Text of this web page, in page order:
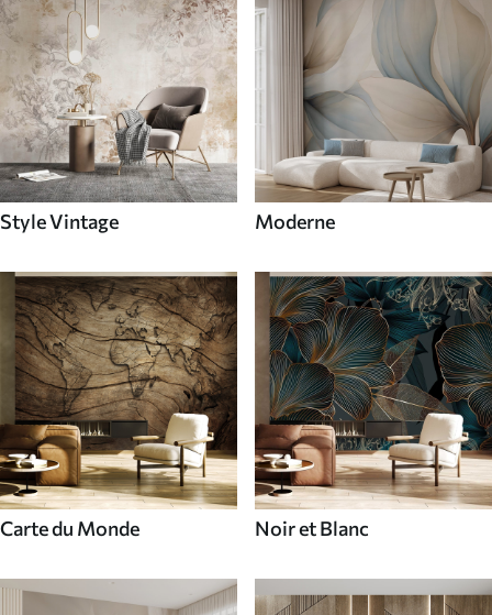
Style Vintage Moderne
Carte du Monde Noir et Blanc